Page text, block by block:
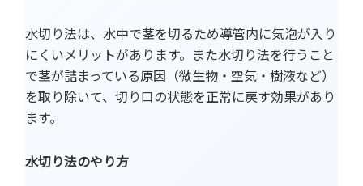
水切り法は、水中で茎を切るため導管内に気泡が入り
にくいメリットがあります。また水切り法を行うこと
で茎が詰まっている原因（微生物・空気・樹液など）
を取り除いて、切り口の状態を正常に戻す効果があり
ます。
水切り法のやり方